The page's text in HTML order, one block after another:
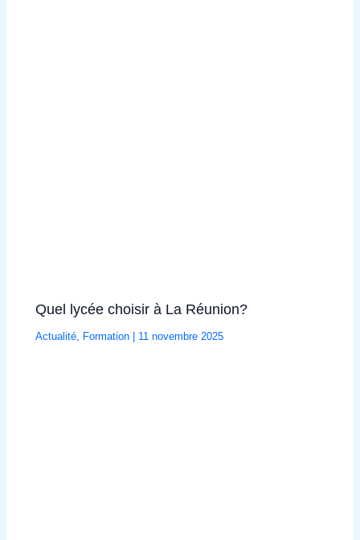
Quel lycée choisir à La Réunion?
Actualité, Formation 11 novembre 2025